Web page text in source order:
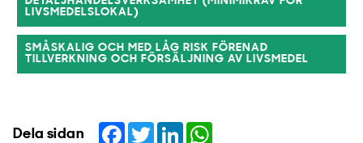
LIVSMEDELSLOKAL)
SMÅSKALIG OCH MED LÅG RISK FÖRENAD
TILLVERKNING OCH FÖRSÄLJNING AV LIVSMEDEL
Dela sidan Facebook
TwitterLinkedIn